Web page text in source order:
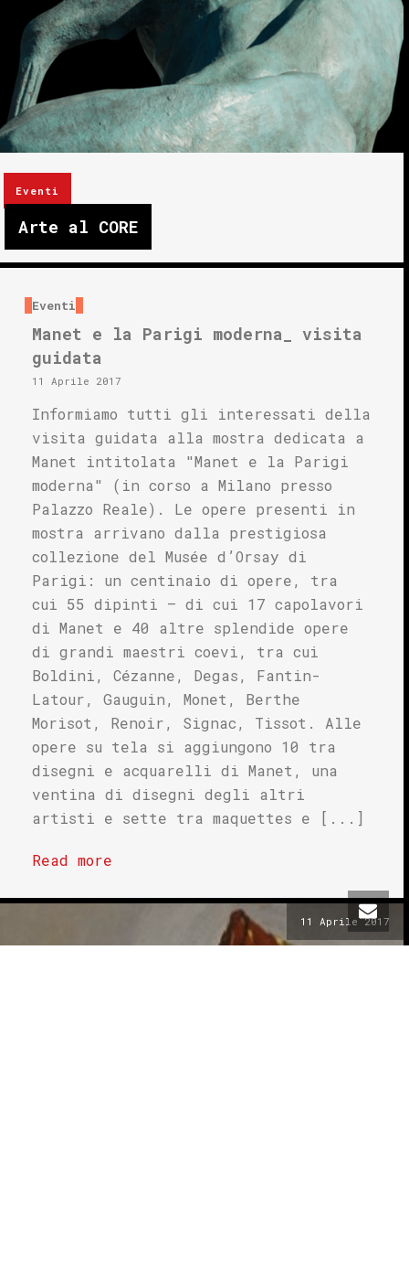
Eventi
Arte al CORE
Eventi
Manet e la Parigi moderna_ visita
guidata
11 Aprile 2017
Informiamo tutti gli interessati della
visita guidata alla mostra dedicata a
Manet intitolata "Manet e la Parigi
moderna" (in corso a Milano presso
Palazzo Reale). Le opere presenti in
mostra arrivano dalla prestigiosa
collezione del Musée d’Orsay di
Parigi: un centinaio di opere, tra
cui 55 dipinti – di cui 17 capolavori
di Manet e 40 altre splendide opere
di grandi maestri coevi, tra cui
Boldini, Cézanne, Degas, Fantin-
Latour, Gauguin, Monet, Berthe
Morisot, Renoir, Signac, Tissot. Alle
opere su tela si aggiungono 10 tra
disegni e acquarelli di Manet, una
ventina di disegni degli altri
artisti e sette tra maquettes e [...]
Read more
11 Aprile 2017